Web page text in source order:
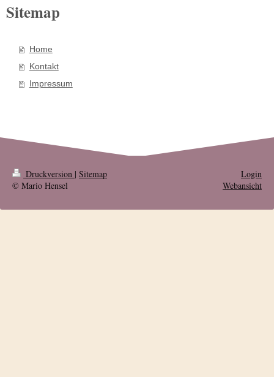
Sitemap
Home
Kontakt
Impressum
Druckversion | Sitemap
© Mario Hensel
Login
Webansicht